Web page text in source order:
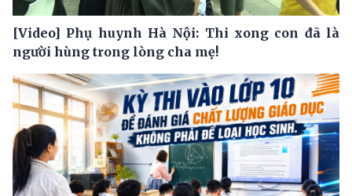
[Video] Phụ huynh Hà Nội: Thi xong con đã là
người hùng trong lòng cha mẹ!